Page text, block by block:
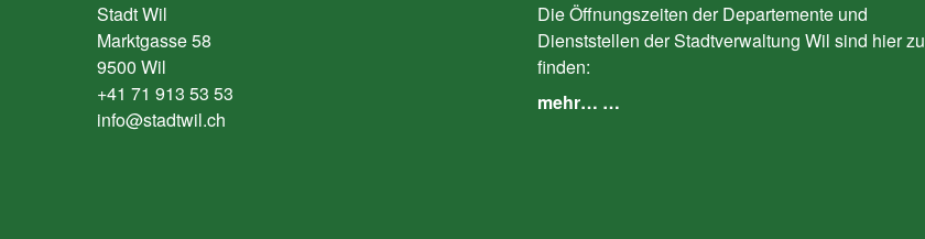
Stadt Wil
Marktgasse 58
9500 Wil
+41 71 913 53 53
info@stadtwil.ch
Die Öffnungszeiten der Departemente und
Dienststellen der Stadtverwaltung Wil sind hier zu
finden:
mehr… …